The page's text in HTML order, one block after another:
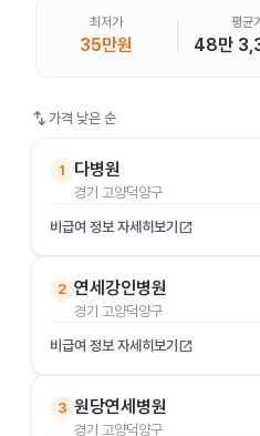
최저가
35만원
평균
48만
swap_vert 가격 낮은 순
1 다병원
경기 고양덕양구
비급여 정보 자세히보기 open_in_new
2 연세강인병원
경기 고양덕양구
비급여 정보 자세히보기 open_in_new
3 원당연세병원
경기 고양덕양구